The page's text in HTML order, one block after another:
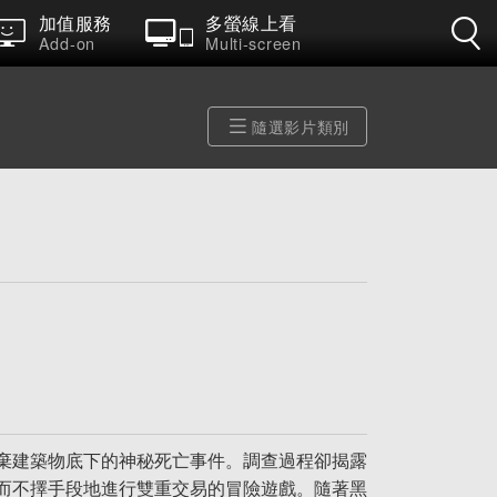
加值服務
Add-on
多螢線上看
Multi-screen
隨選影片類別
築物底下的神秘死亡事件。調查過程卻揭露
擇手段地進⾏雙重交易的冒險遊戲。隨著⿊